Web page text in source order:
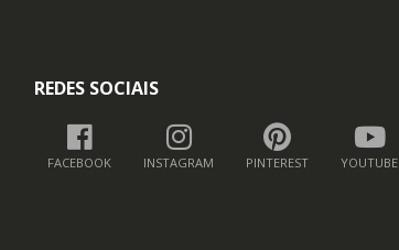
REDES SOCIAIS
FACEBOOK INSTAGRAM PINTEREST YOUTUBE